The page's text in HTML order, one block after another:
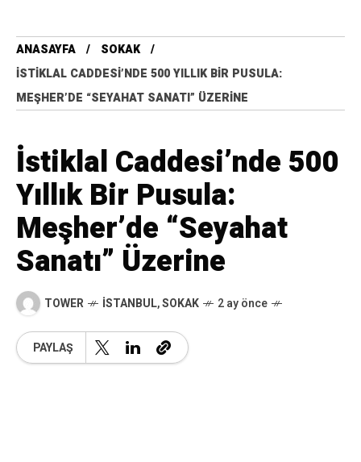
ANASAYFA
SOKAK
İSTIKLAL CADDESI’NDE 500 YILLIK BIR PUSULA:
MEŞHER’DE “SEYAHAT SANATI” ÜZERINE
İstiklal Caddesi’nde 500
Yıllık Bir Pusula:
Meşher’de “Seyahat
Sanatı” Üzerine
TOWER İSTANBUL,SOKAK 2 ay önce
PAYLAŞ